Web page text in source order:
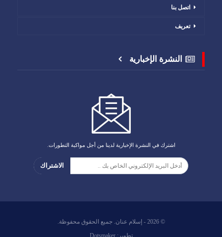
اتصل بنا
تعريف
النشرة الإخبارية
اشترك في النشرة الإخبارية لدينا من أجل مواكبة التطورات.
الاشتراك
© 2026 - إسلام عنان. جميع الحقوق محفوظة.
تطوير:Dotsmaker